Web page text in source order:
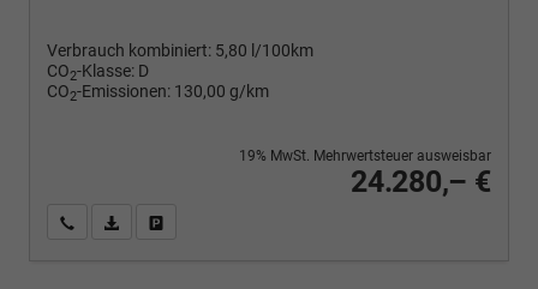
Verbrauch kombiniert: 5,80 l/100km
CO2-Klasse: D
CO2-Emissionen: 130,00 g/km
24.280,– €
19% MwSt. Mehrwertsteuer ausweisbar
Wir rufen Sie anPDF-Fahrzeugexposé drucken